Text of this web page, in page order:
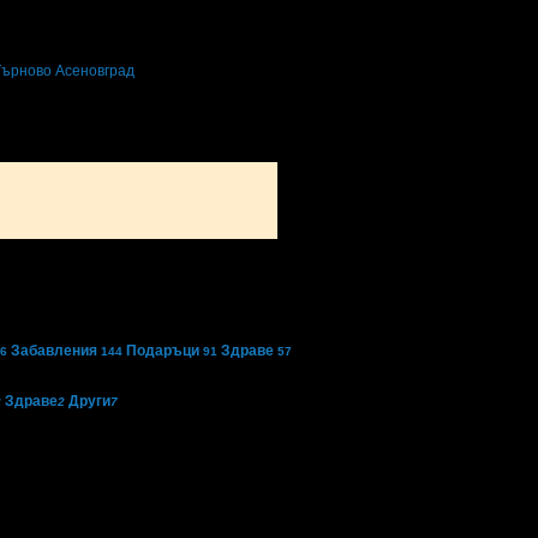
Асеновград
Забавления 144 Подаръци 91 Здраве 57
Здраве2 Други7